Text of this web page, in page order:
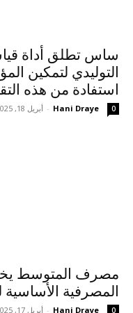
ساس تطلق أداة
التوليدي لتمكين
استفادة من هذه
Hani Draye
- أبريل 18, 2025 0
مصرف المتوسط
المصرفية الأساسية
Hani Draye
- أبريل 17, 2025 0